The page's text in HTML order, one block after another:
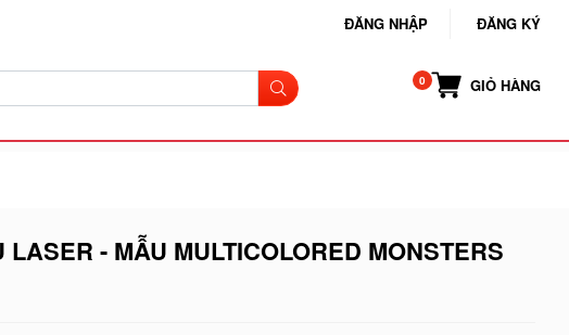
ĐĂNG NHẬP ĐĂNG KÝ
GIỎ HÀNG
- MẪU MULTICOLORED MONSTERS